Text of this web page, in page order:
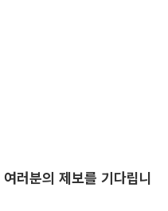
러분의 제보를 기다립니